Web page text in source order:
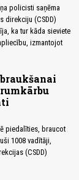
policisti saņēma
direkciju (CSDD)
ka tur kāda sieviete
izmantojot
piedalīties, braucot
1008 vadītāji,
(CSDD)